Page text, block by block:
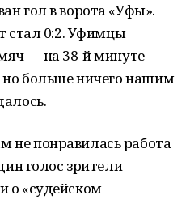
гол в ворота «Уфы».
стал 0:2. Уфимцы
— на 38-й минуте
но больше ничего нашим
понравилась работа
голос зрители
о «судейском